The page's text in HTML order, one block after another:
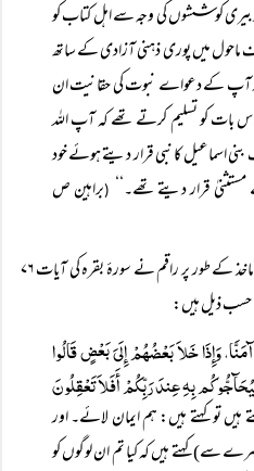
کوششوں کی وجہ سے اہل کتاب کو
ماحول میں پوری ذہنی آزادی کے ساتھ
آپ کے دعواے نبوت کی حقانیت ان
اس بات کو تسلیم کرتے تھے کہ آپ اللہ
اسماعیل کا نبی قرار دیتے ہوئے خود
قرار دیتے تھے۔‘‘
(براہین ص
اقتباس کے آخری خط کشیدہ جملے کے ماخذ کے طور پر راقم نے سورۂ بقرہ کی آیات ۷۶
آمَنَّا، وَإِذَا خَلاَ بَعْضُہُمْ إِلَیَ بَعْضٍ قَالُوا
بِہِ عِندَ رَبِّکُمْ أَفَلاَ تَعْقِلُونَ
ہیں تو کہتے ہیں: ہم ایمان لائے۔ اور
سے) کہتے ہیں کہ کیا تم ان لوگوں کو